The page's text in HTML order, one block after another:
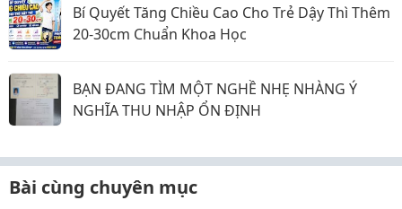
Bí Quyết Tăng Chiều Cao Cho Trẻ Dậy Thì Thêm
20-30cm Chuẩn Khoa Học
BẠN ĐANG TÌM MỘT NGHỀ NHẸ NHÀNG Ý
NGHĨA THU NHẬP ỔN ĐỊNH
Bài cùng chuyên mục